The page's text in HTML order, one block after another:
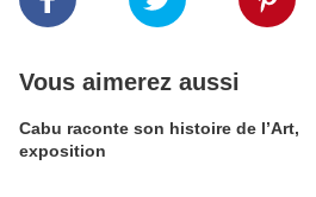
Vous aimerez aussi
Cabu raconte son histoire de l’Art,
exposition